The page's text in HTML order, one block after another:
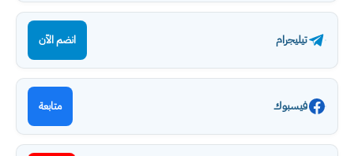
تيليجرام انضم الآن
فيسبوك متابعة